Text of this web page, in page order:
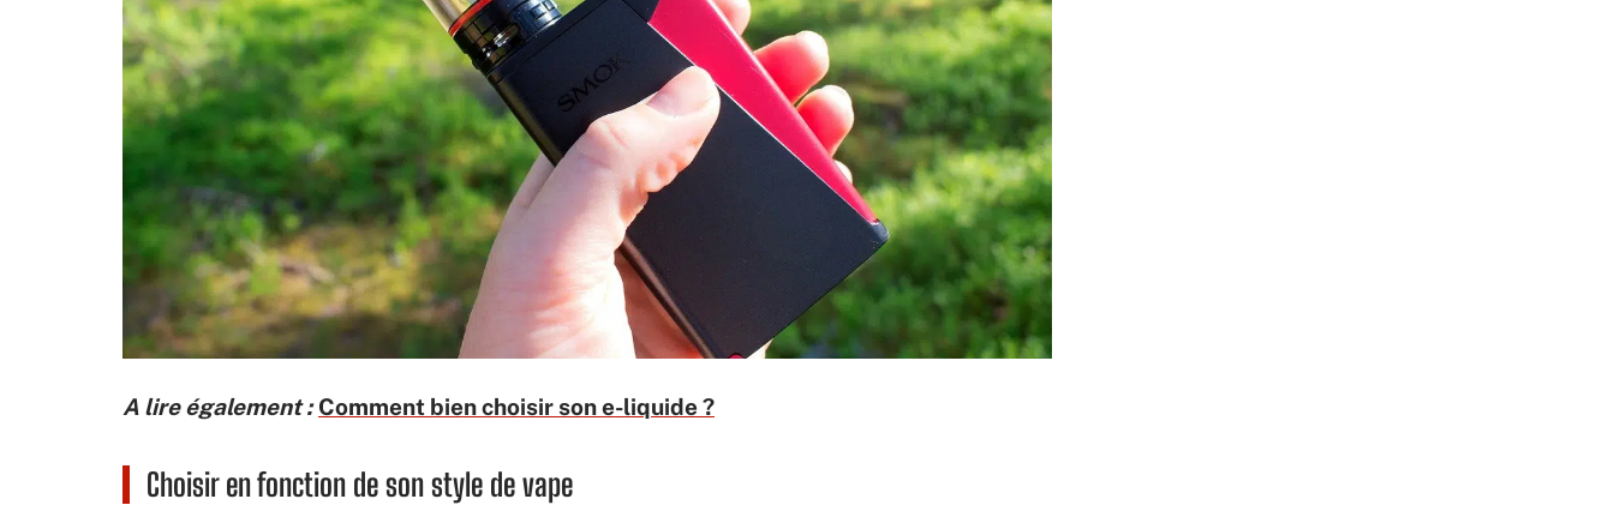
A lire également : Comment bien choisir son e-liquide ?
Choisir en fonction de son style de vape